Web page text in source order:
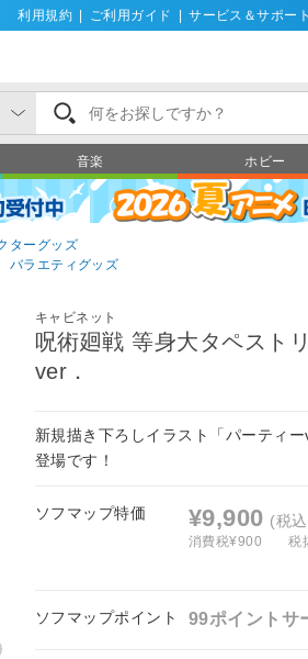
利用規約 ご利用ガイド サービス＆サポート
音楽 ホビー
ターグッズ
バラエティグッズ
キャビネット
呪術廻戦 等身大タペス
ver．
新規描き下ろしイラスト「パーティ
登場です！
ソフマップ特価 ¥9,900 (税
消費税¥900 税
ソフマップポイント 99ポイントサ